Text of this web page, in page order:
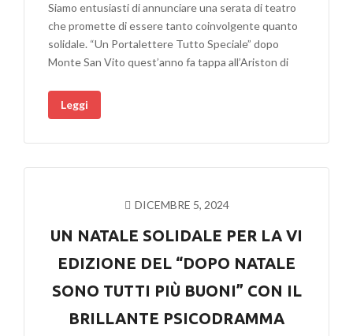
SPECIALE:
UNO
SPETTACOLO
NATALIZIO
LA
VI
EDIZIONE
TUTTI
BUONI
Siamo entusiasti di annunciare una serata di teatro
che promette di essere tanto coinvolgente quanto
solidale. “Un Portalettere Tutto Speciale” dopo
Monte San Vito quest’anno fa tappa all’Ariston di
Leggi
DICEMBRE 5, 2024
UN NATALE SOLIDALE PER LA VI
EDIZIONE DEL “DOPO NATALE
SONO TUTTI PIÙ BUONI” CON IL
BRILLANTE PSICODRAMMA